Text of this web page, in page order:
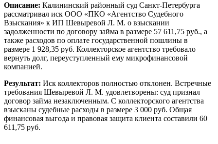
Описание: Калининский районный суд Санкт-Петербурга
рассматривал иск ООО «ПКО «Агентство Судебного
Взыскания» к ИП Шевыревой Л. М. о взыскании
задолженности по договору займа в размере 57 611,75 руб., а
также расходов по оплате государственной пошлины в
размере 1 928,35 руб. Коллекторское агентство требовало
вернуть долг, переуступленный ему микрофинансовой
компанией.
Результат: Иск коллекторов полностью отклонен. Встречные
требования Шевыревой Л. М. удовлетворены: суд признал
договор займа незаключенным. С коллекторского агентства
взысканы судебные расходы в размере 3 000 руб. Общая
финансовая выгода и правовая защита клиента составили 60
611,75 руб.